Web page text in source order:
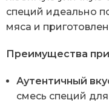
специй идеально
мяса и
Преимущества
Аутентичный
смесь специй